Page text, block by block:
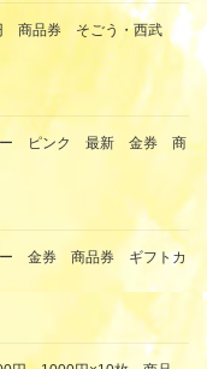
商品券 そごう・西武
ー ピンク 最新 金券 商
金券 商品券 ギフトカ